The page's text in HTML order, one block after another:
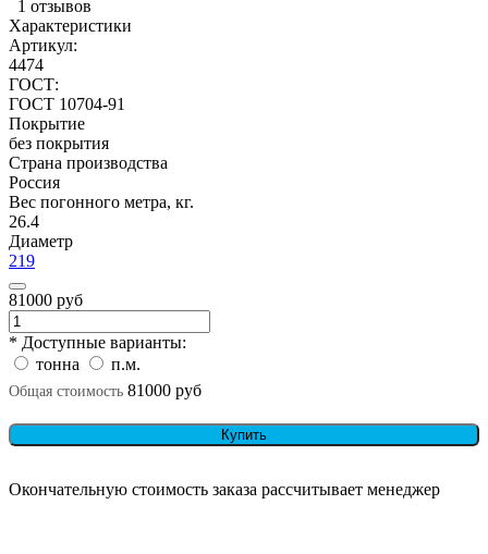
1 отзывов
Характеристики
Артикул:
4474
ГОСТ:
ГОСТ 10704-91
Покрытие
без покрытия
Страна производства
Россия
Вес погонного метра, кг.
26.4
Диаметр
219
81000 руб
* Доступные варианты:
тонна
п.м.
Общая стоимость 81000 руб
Купить
Окончательную стоимость заказа рассчитывает менеджер